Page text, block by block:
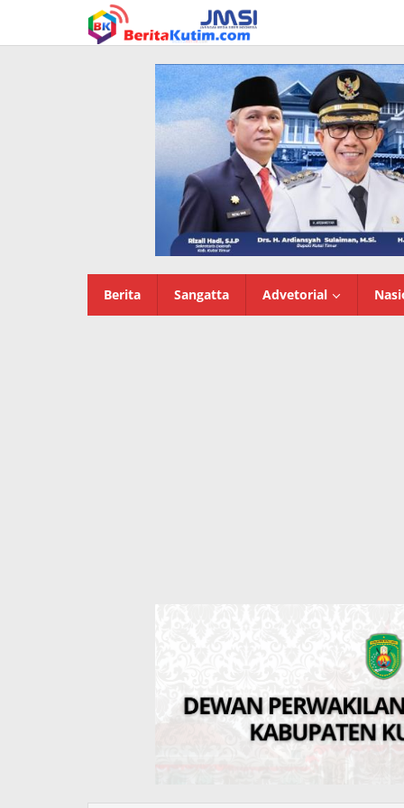
konten
Berita Sangatta Advetorial